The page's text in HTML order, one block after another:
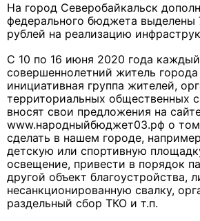
На город Северобайкальск
федерального бюджета выделены
рублей на реализацию
С 10 по 16 июня 2020 года каждый
совершеннолетний житель города
инициативная группа жителей,
территориальных общественных
вносят свои предложения на
www.народныйбюджет03.рф о
сделать в нашем городе,
детскую или спортивную
освещение, привести в порядок
другой объект благоустройства,
несанкционированную свалку,
раздельный сбор ТКО и т.п.